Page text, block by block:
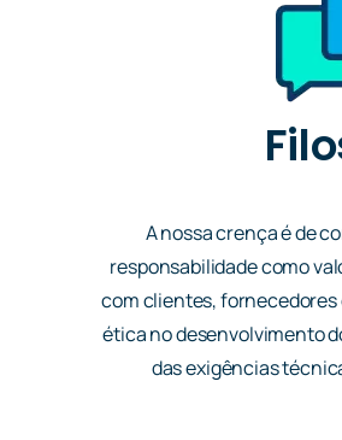
A nossa crença é de
responsabilidade como
com clientes, fornecedores
ética no desenvolvimento
das exigências